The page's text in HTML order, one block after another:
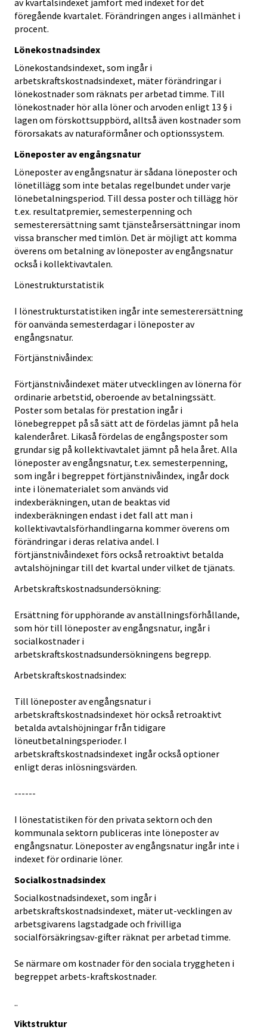
av kvartalsindexet jämfört med indexet för det
föregående kvartalet. Förändringen anges i allmänhet i
procent.
Lönekostnadsindex
Lönekostandsindexet, som ingår i
arbetskraftskostnadsindexet, mäter förändringar i
lönekostnader som räknats per arbetad timme. Till
lönekostnader hör alla löner och arvoden enligt 13 § i
lagen om förskottsuppbörd, alltså även kostnader som
förorsakats av naturaförmåner och optionssystem.
Löneposter av engångsnatur
Löneposter av engångsnatur är sådana löneposter och
lönetillägg som inte betalas regelbundet under varje
lönebetalningsperiod. Till dessa poster och tillägg hör
t.ex. resultatpremier, semesterpenning och
semesterersättning samt tjänsteårsersättningar inom
vissa branscher med timlön. Det är möjligt att komma
överens om betalning av löneposter av engångsnatur
också i kollektivavtalen.
Lönestrukturstatistik
I lönestrukturstatistiken ingår inte semesterersättning
för oanvända semesterdagar i löneposter av
engångsnatur.
Förtjänstnivåindex:
Förtjänstnivåindexet mäter utvecklingen av lönerna för
ordinarie arbetstid, oberoende av betalningssätt.
Poster som betalas för prestation ingår i
lönebegreppet på så sätt att de fördelas jämnt på hela
kalenderåret. Likaså fördelas de engångsposter som
grundar sig på kollektivavtalet jämnt på hela året. Alla
löneposter av engångsnatur, t.ex. semesterpenning,
som ingår i begreppet förtjänstnivåindex, ingår dock
inte i lönematerialet som används vid
indexberäkningen, utan de beaktas vid
indexberäkningen endast i det fall att man i
kollektivavtalsförhandlingarna kommer överens om
förändringar i deras relativa andel. I
förtjänstnivåindexet förs också retroaktivt betalda
avtalshöjningar till det kvartal under vilket de tjänats.
Arbetskraftskostnadsundersökning:
Ersättning för upphörande av anställningsförhållande,
som hör till löneposter av engångsnatur, ingår i
socialkostnader i
arbetskraftskostnadsundersökningens begrepp.
Arbetskraftskostnadsindex:
Till löneposter av engångsnatur i
arbetskraftskostnadsindexet hör också retroaktivt
betalda avtalshöjningar från tidigare
löneutbetalningsperioder. I
arbetskraftskostnadsindexet ingår också optioner
enligt deras inlösningsvärden.
------
I lönestatistiken för den privata sektorn och den
kommunala sektorn publiceras inte löneposter av
engångsnatur. Löneposter av engångsnatur ingår inte i
indexet för ordinarie löner.
Socialkostnadsindex
Socialkostnadsindexet, som ingår i
arbetskraftskostnadsindexet, mäter ut-vecklingen av
arbetsgivarens lagstadgade och frivilliga
socialförsäkringsav-gifter räknat per arbetad timme.
Se närmare om kostnader för den sociala tryggheten i
begreppet arbets-kraftskostnader.
..
Viktstruktur